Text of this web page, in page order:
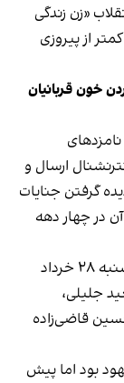
«زن زندگی
از پیروزی
خون قربانیان
ارسال و
گرفتن جنایات
در چهار دهه
اولین مناظره تلویزیونی انتخابات شامگاه دوشنبه ۲۸ خرداد
جلیلی،
قاضی‌زاده
بود اما پیش